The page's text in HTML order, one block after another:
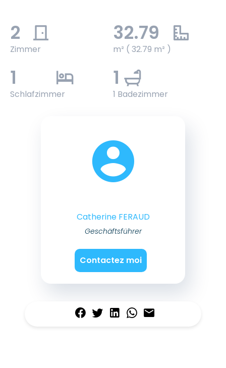
2
Zimmer
32.79
m² ( 32.79 m² )
1
Schlafzimmer
1
1 Badezimmer
Catherine FERAUD
Geschäftsführer
Contactez moi